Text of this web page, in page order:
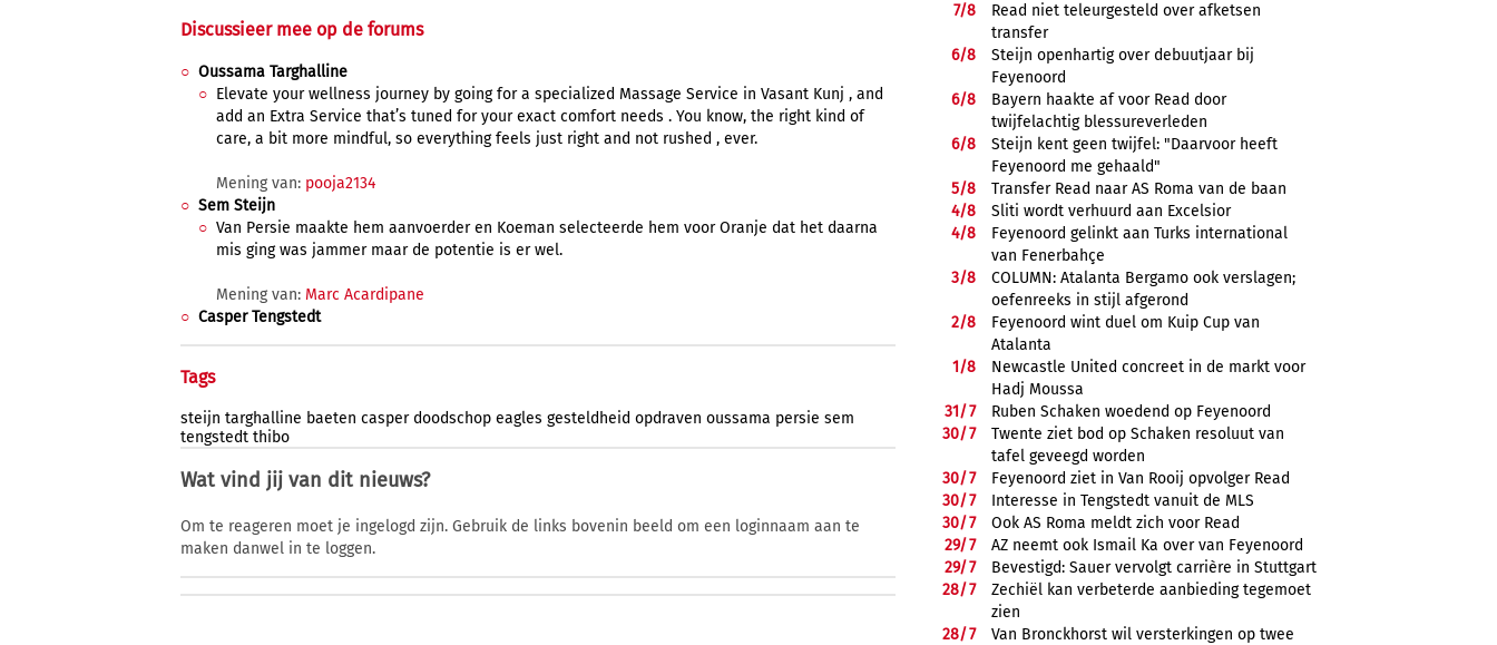
Discussieer mee op de forums
Oussama Targhalline
Elevate your wellness journey by going for a specialized Massage Service in Vasant Kunj , and
add an Extra Service that’s tuned for your exact comfort needs . You know, the right kind of
care, a bit more mindful, so everything feels just right and not rushed , ever.
Mening van: pooja2134
Sem Steijn
Van Persie maakte hem aanvoerder en Koeman selecteerde hem voor Oranje dat het daarna
mis ging was jammer maar de potentie is er wel.
Mening van: Marc Acardipane
Casper Tengstedt
Tags
steijn targhalline baeten casper doodschop eagles gesteldheid opdraven oussama persie sem
tengstedt thibo
Wat vind jij van dit nieuws?
Om te reageren moet je ingelogd zijn. Gebruik de links bovenin beeld om een loginnaam aan te
maken danwel in te loggen.
7/8
Read niet teleurgesteld over afketsen
transfer
6/8
Steijn openhartig over debuutjaar bij
Feyenoord
6/8
Bayern haakte af voor Read door
twijfelachtig blessureverleden
6/8
Steijn kent geen twijfel: "Daarvoor heeft
Feyenoord me gehaald"
5/8
Transfer Read naar AS Roma van de baan
4/8
Sliti wordt verhuurd aan Excelsior
4/8
Feyenoord gelinkt aan Turks international
van Fenerbahçe
3/8
COLUMN: Atalanta Bergamo ook verslagen;
oefenreeks in stijl afgerond
2/8
Feyenoord wint duel om Kuip Cup van
Atalanta
1/8
Newcastle United concreet in de markt voor
Hadj Moussa
31/7
Ruben Schaken woedend op Feyenoord
30/7
Twente ziet bod op Schaken resoluut van
tafel geveegd worden
30/7
Feyenoord ziet in Van Rooij opvolger Read
30/7
Interesse in Tengstedt vanuit de MLS
30/7
Ook AS Roma meldt zich voor Read
29/7
AZ neemt ook Ismail Ka over van Feyenoord
29/7
Bevestigd: Sauer vervolgt carrière in Stuttgart
28/7
Zechiël kan verbeterde aanbieding tegemoet
zien
28/7
Van Bronckhorst wil versterkingen op twee